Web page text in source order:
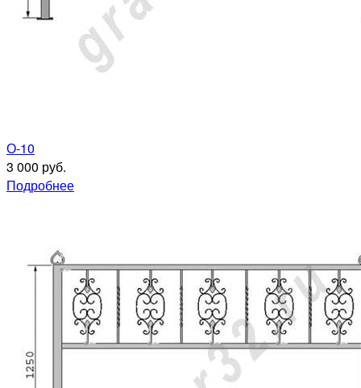
О-10
3 000 руб.
Подробнее